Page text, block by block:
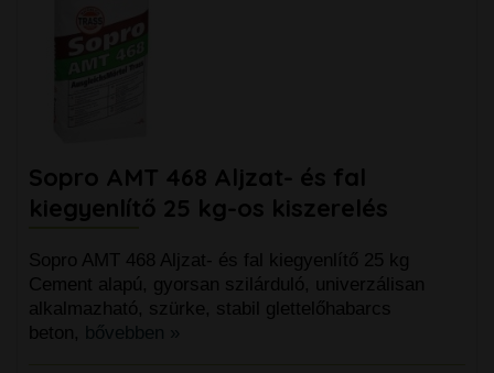
Sopro AMT 468 Aljzat- és fal
kiegyenlítő 25 kg-os kiszerelés
Sopro AMT 468 Aljzat- és fal kiegyenlítő 25 kg
Cement alapú, gyorsan szilárduló, univerzálisan
alkalmazható, szürke, stabil glettelőhabarcs
beton, bővebben »